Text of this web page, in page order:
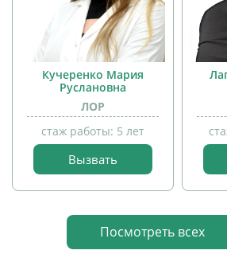
прием
Кучеренко Мария
Руслановна
ЛОР
стаж работы: 5 лет
Вызвать
прием
Посмотреть всех